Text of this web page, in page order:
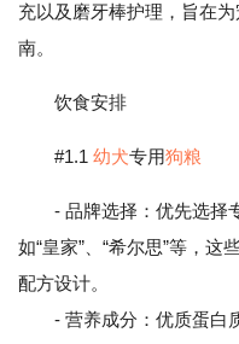
充以及磨牙棒护理，旨在
南。
饮食安排
#1.1 幼犬专用狗粮
- 品牌选择：优先选择
如“皇家”、“希尔思”等，
配方设计。
- 营养成分：优质蛋白